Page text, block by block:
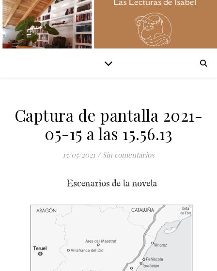
Captura de pantalla 2021-
05-15 a las 15.56.13
15/05/2021 / Sin comentarios